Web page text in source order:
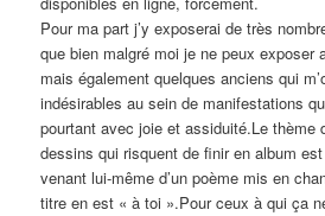
Pour ma part j’y exposerai de très
que bien malgré moi je ne peux exposer
mais également quelques anciens qui
indésirables au sein de manifestations
pourtant avec joie et assiduité.Le thème
dessins qui risquent de finir en album
venant lui-même d’un poème mis en
titre en est « à toi ».Pour ceux à qui ça